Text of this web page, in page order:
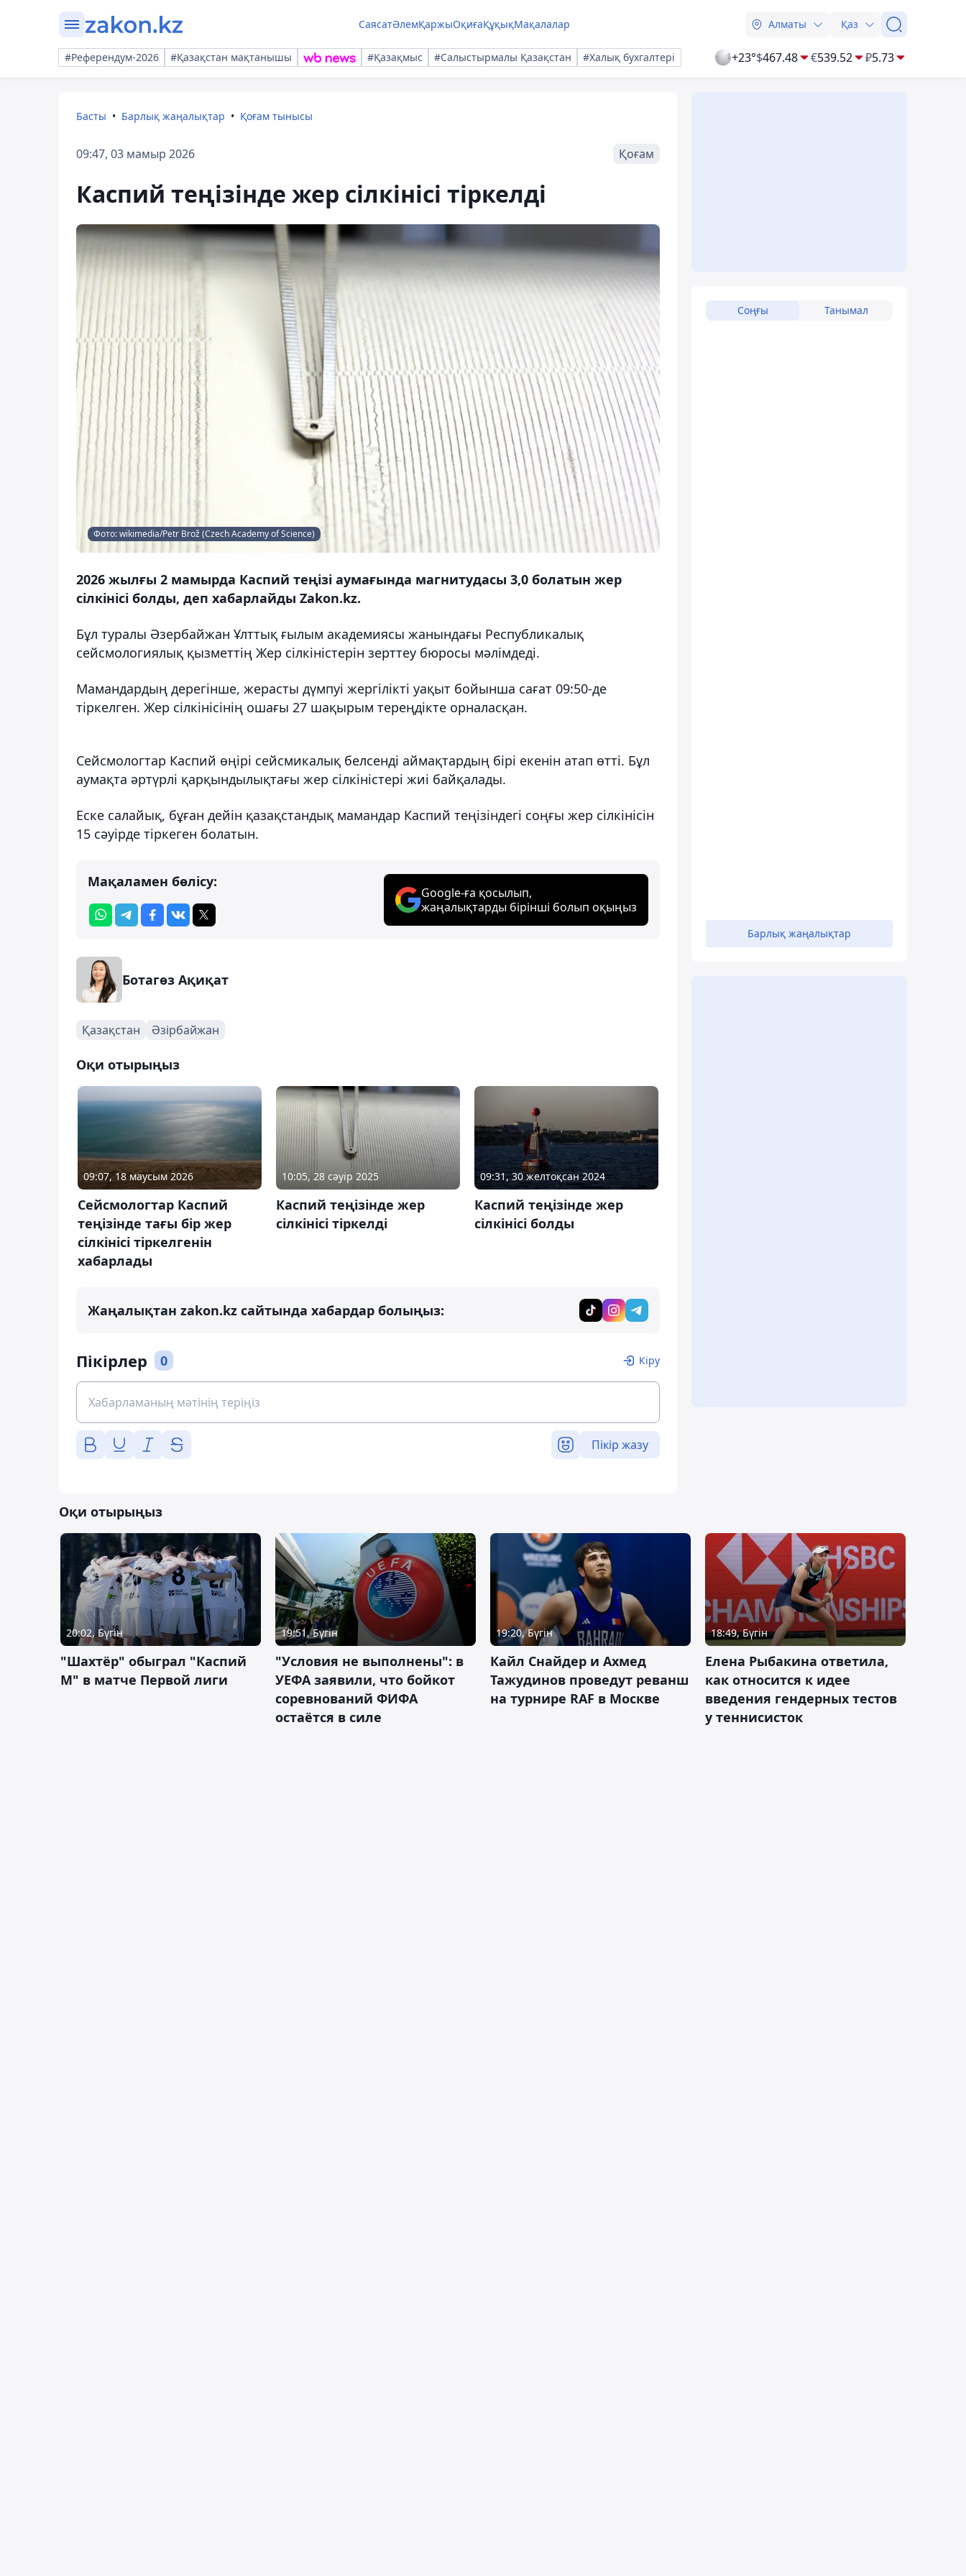
СаясатӘлемҚаржыОқиғаҚұқықМақалалар Алматы Қаз
#Референдум-2026 #Қазақстан мақтанышы #Қазақмыс #Салыстырмалы Қазақстан #Халық бухгалтері +23°$467.48 €539.52 ₽5.73
Басты Барлық жаңалықтар Қоғам тынысы
09:47, 03 мамыр 2026 Қоғам
Каспий теңізінде жер сілкінісі тіркелді
Фото: wikimedia/Petr Brož (Czech Academy of Science)
2026 жылғы 2 мамырда Каспий теңізі аумағында магнитудасы 3,0 болатын жер
сілкінісі болды, деп хабарлайды Zakon.kz.
Бұл туралы Әзербайжан Ұлттық ғылым академиясы жанындағы Республикалық
сейсмологиялық қызметтің Жер сілкіністерін зерттеу бюросы мәлімдеді.
Мамандардың дерегінше, жерасты дүмпуі жергілікті уақыт бойынша сағат 09:50-де
тіркелген. Жер сілкінісінің ошағы 27 шақырым тереңдікте орналасқан.
Сейсмологтар Каспий өңірі сейсмикалық белсенді аймақтардың бірі екенін атап өтті. Бұл
аумақта әртүрлі қарқындылықтағы жер сілкіністері жиі байқалады.
Еске салайық, бұған дейін қазақстандық мамандар Каспий теңізіндегі соңғы жер сілкінісін
15 сәуірде тіркеген болатын.
Мақаламен бөлісу:
Google-ға қосылып,
жаңалықтарды бірінші болып оқыңыз
Ботагөз Ақиқат
Қазақстан Әзірбайжан
Оқи отырыңыз
09:07, 18 маусым 2026
Сейсмологтар Каспий
теңізінде тағы бір жер
сілкінісі тіркелгенін
хабарлады
10:05, 28 сәуір 2025
Каспий теңізінде жер
сілкінісі тіркелді
09:31, 30 желтоқсан 2024
Каспий теңізінде жер
сілкінісі болды
Жаңалықтан zakon.kz сайтында хабардар болыңыз:
Пікірлер 0 Кіру
Пікір жазу
Соңғы Танымал
Барлық жаңалықтар
Оқи отырыңыз
20:02, Бүгін
"Шахтёр" обыграл "Каспий
М" в матче Первой лиги
19:51, Бүгін
"Условия не выполнены": в
УЕФА заявили, что бойкот
соревнований ФИФА
остаётся в силе
19:20, Бүгін
Кайл Снайдер и Ахмед
Тажудинов проведут реванш
на турнире RAF в Москве
18:49, Бүгін
Елена Рыбакина ответила,
как относится к идее
введения гендерных тестов
у теннисисток